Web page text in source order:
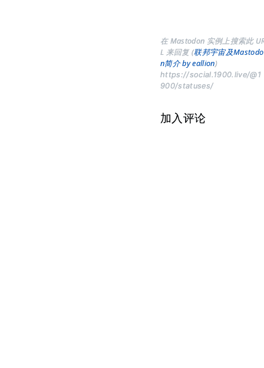
在 Mastodon 实例上搜索此
L 来回复 (联邦宇宙及Mastodo
n简介 by eallion)
https://social.1900.live/@1
900/statuses/
加入评论